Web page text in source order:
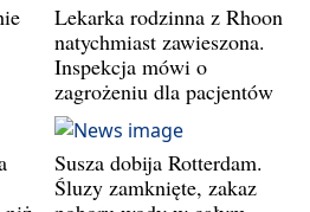
Lekarka rodzinna z Rhoon
natychmiast zawieszona.
Inspekcja mówi o
zagrożeniu dla pacjentów
Susza dobija Rotterdam.
Śluzy zamknięte, zakaz